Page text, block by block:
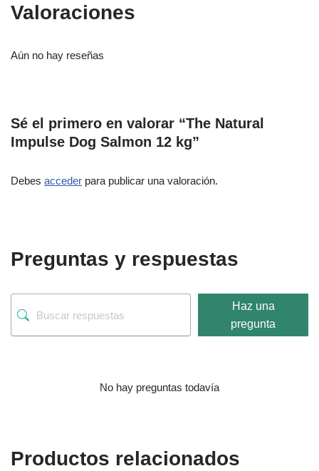
Valoraciones
Aún no hay reseñas
Sé el primero en valorar “The Natural
Impulse Dog Salmon 12 kg”
Debes acceder para publicar una valoración.
Preguntas y respuestas
Haz una
pregunta
No hay preguntas todavía
Productos relacionados